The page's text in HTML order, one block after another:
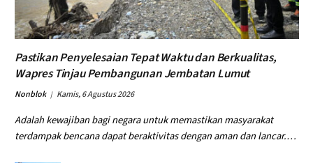
Pastikan Penyelesaian Tepat Waktu dan Berkualitas,
Wapres Tinjau Pembangunan Jembatan Lumut
Nonblok Kamis, 6 Agustus 2026
Adalah kewajiban bagi negara untuk memastikan masyarakat
terdampak bencana dapat beraktivitas dengan aman dan lancar.…